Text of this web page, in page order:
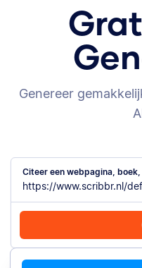
Genereer
Citeer een webpagina,